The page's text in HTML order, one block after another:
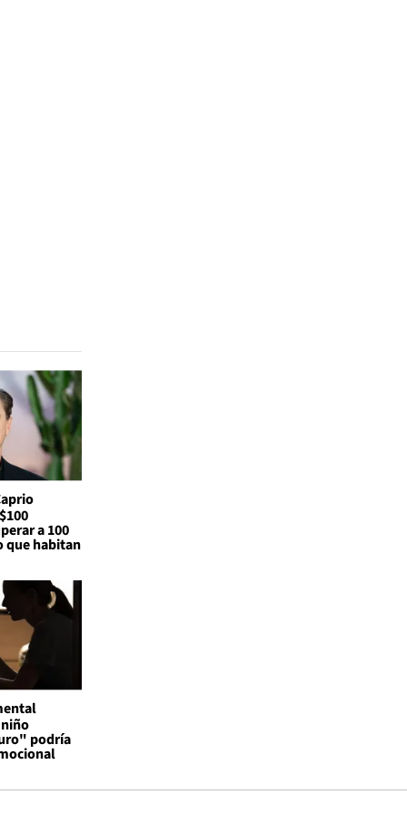
a 100
que habitan
podría